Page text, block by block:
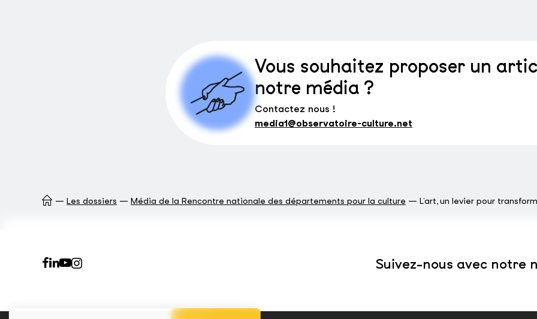
Vous souhaitez proposer un
notre média ?
Contactez nous !
media1@observatoire-culture.net
Les dossiers Média de la Rencontre nationale des départements pour la culture L’art, un levier pour
Suivez-nous avec notre